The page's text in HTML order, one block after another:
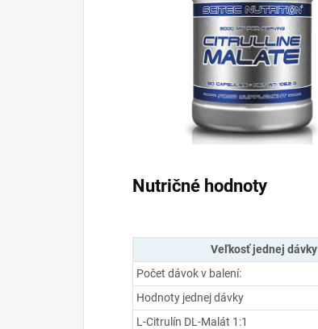
Nutričné hodnoty
Veľkosť jednej dávky
Počet dávok v balení:
Hodnoty jednej dávky
L-Citrulín DL-Malát 1:1